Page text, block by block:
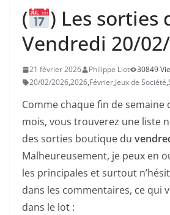
(
) Les sorties
Vendredi 20/
21 février 2026 Philippe Liot 30849
20/02/2026,2026,Février,Jeux de Société,
Comme chaque fin de semaine
mois, vous trouverez une liste
des sorties boutique du
Malheureusement, je peux en
les principales et surtout
dans les commentaires, ce qui
dans le lot :